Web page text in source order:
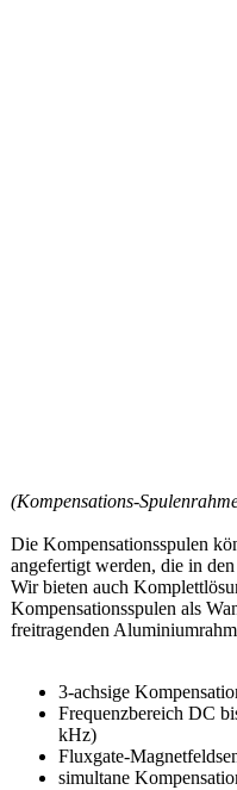
(Kompensations-
Die Kompensationsspulen
angefertigt werden, die in
Wir bieten auch
Kompensationsspulen als
freitragenden
3-achsige
Frequenzbereich DC
kHz)
Fluxgate-
simultane